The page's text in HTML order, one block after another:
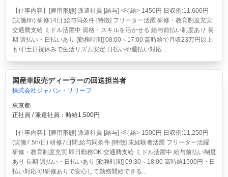
【仕事内容】[雇用形態] 派遣社員 [給与] <時給> 1450円 日収例:11,600円
(実働8h) 研修14日:給与同条件 [特徴] フリーター活躍 研修・教育制度充実
交通費支給 ミドル活躍中 資格・スキルを活かせる 給与前払い制度あり 長
期 週払い・日払いあり [勤務時間] 08:00～17:00 高時給で月収23万円以上
も可!土日祝休みで生活リズム安定 日払いや週払い対応...
国産車販売ディーラーの回送担当者
株式会社ジャパン・リリーフ
東京都
正社員 / 派遣社員：時給1,500円
【仕事内容】[雇用形態] 派遣社員 [給与] <時給> 1500円 日収例:11,250円
(実働7.5h/日) 研修7日間:給与同条件 [特徴] 未経験者活躍 フリーター活躍
研修・教育制度充実 即日勤務OK 交通費支給 ミドル活躍中 給与前払い制度
あり 長期 週払い・日払いあり [勤務時間] 09:30～18:00 高時給1500円・日
払い対応可!研修ありで安心して勤務開始できる...